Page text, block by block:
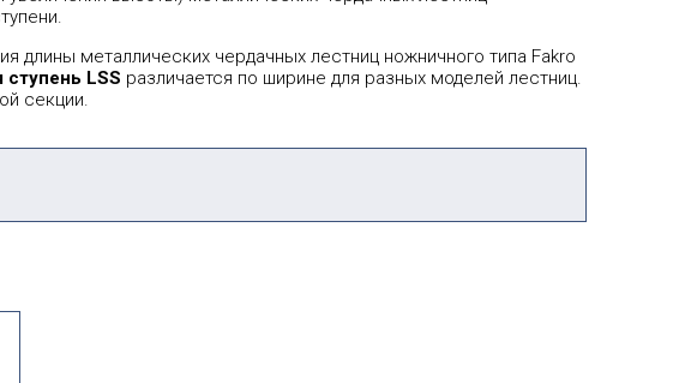
длины металлических чердачных лестниц ножничного типа Fakro
ступень LSS различается по ширине для разных моделей лестниц.
секции.